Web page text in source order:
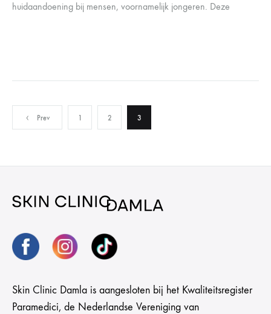
huidaandoening bij mensen, voornamelijk jongeren. Deze
Berichten
paginering
Prev 1 2 3
Skin Clinic Damla is aangesloten bij het Kwaliteitsregister
Paramedici, de Nederlandse Vereniging van